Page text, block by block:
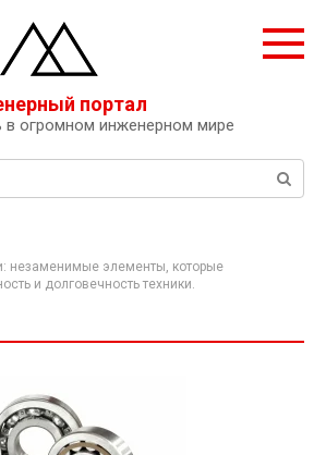
портал
в огромном инженерном мире
незаменимые элементы, которые
и долговечность техники.